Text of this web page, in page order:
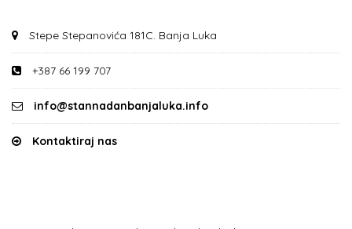
Stepe Stepanovića 181C. Banja Luka
+387 66 199 707
info@stannadanbanjaluka.info
Kontaktiraj nas